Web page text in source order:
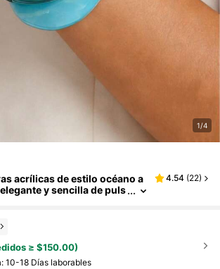
1/4
acrílicas de estilo océano a
y sencilla de puls
4.54 (22)
≥ $150.00)
10-18 Días laborables